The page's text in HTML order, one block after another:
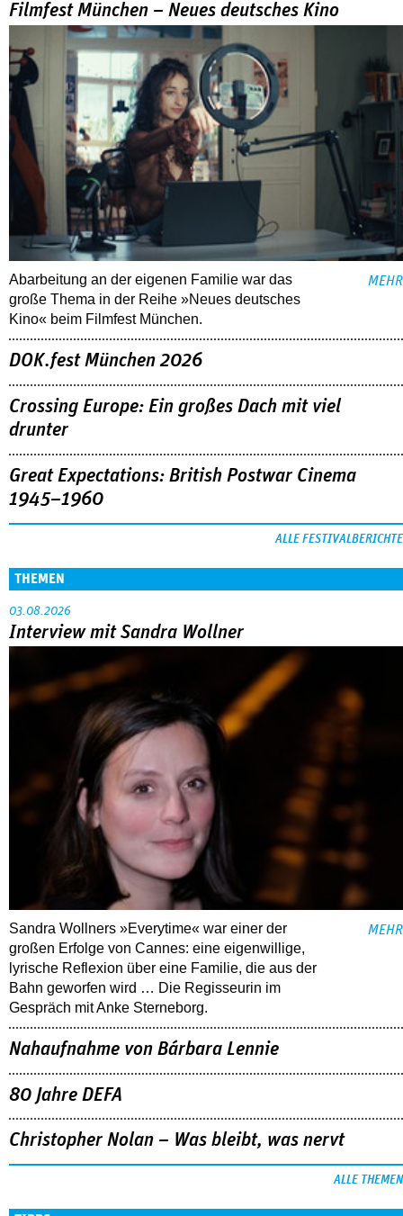
Filmfest München – Neues deutsches Kino
Abarbeitung an der eigenen Familie war das
große Thema in der Reihe »Neues deutsches
Kino« beim Filmfest München.
MEHR
DOK.fest München 2026
Crossing Europe: Ein großes Dach mit viel
drunter
Great Expectations: British Postwar Cinema
1945–1960
ALLE FESTIVALBERICHTE
THEMEN
03.08.2026
Interview mit Sandra Wollner
Sandra Wollners »Everytime« war einer der
großen Erfolge von Cannes: eine eigenwillige,
lyrische Reflexion über eine ­Familie, die aus der
Bahn geworfen wird … Die Regisseurin im
Gespräch mit Anke Sterneborg.
MEHR
Nahaufnahme von Bárbara Lennie
80 Jahre DEFA
Christopher Nolan – Was bleibt, was nervt
ALLE THEMEN